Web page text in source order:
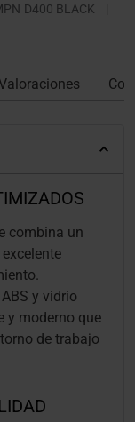
D400 BLACK
|
combina un
y vidrio
y moderno que
de trabajo